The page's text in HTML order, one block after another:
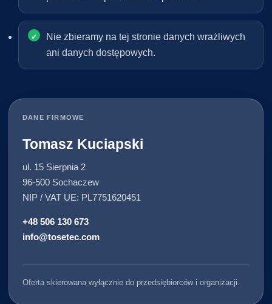
Nie zbieramy na tej stronie danych wrażliwych
ani danych dostępowych.
DANE FIRMOWE
Tomasz Kuciapski
ul. 15 Sierpnia 2
96-500 Sochaczew
NIP / VAT UE: PL7751620451
+48 506 130 673
info@tosetec.com
Oferta skierowana wyłącznie do przedsiębiorców i organizacji.